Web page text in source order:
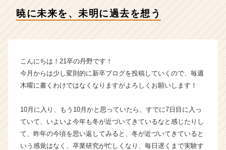
チ
長
業
か
ス
カ
ウ
ト
暁に未来を、未明に過去を想う
こんにちは！21卒の丹野です！
今月からは少し変則的に新卒ブログを投稿していくので、毎週
木曜に書くわけではなくなりますがよろしくお願いします！
10月に入り、もう10月かと思っていたら、すでに7日目に入っ
ていて、いよいよ今年も冬が近づいてきているなと感じたりし
て、昨年の今頃を思い返してみると、冬が近づいてきていると
いう感覚はなく、卒業研究が忙しくなり、毎日遅くまで実験す